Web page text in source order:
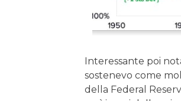
Interessante poi
sostenevo come
della Federal